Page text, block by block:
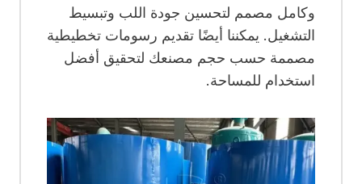
وكامل مصمم لتحسين جودة اللب وتبسيط
التشغيل. يمكننا أيضًا تقديم رسومات تخطيطية
مصممة حسب حجم مصنعك لتحقيق أفضل
استخدام للمساحة.